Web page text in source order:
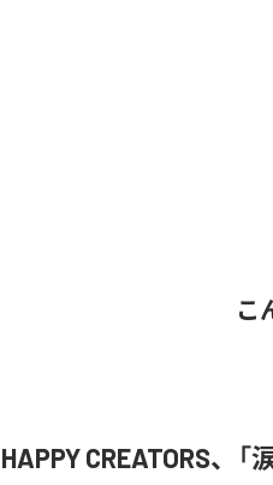
こ
HAPPY CREATORS、